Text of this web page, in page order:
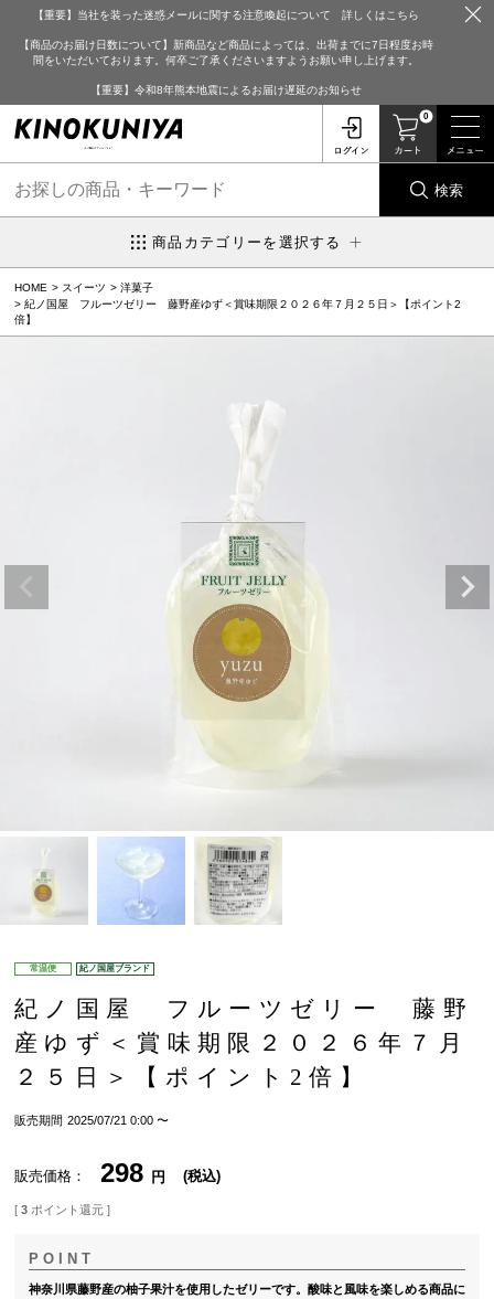
【重要】当社を装った迷惑メールに関する注意喚起について 詳しくはこちら
【商品のお届け日数について】新商品など商品によっては、出荷までに7日程度お時
間をいただいております。何卒ご了承くださいますようお願い申し上げます。
【重要】令和8年熊本地震によるお届け遅延のお知らせ
0
検索
商品カテゴリーを選択する
HOME スイーツ
洋菓子
紀ノ国屋 フルーツゼリー 藤野産ゆず＜賞味期限２０２６年７月２５日＞【ポイント2
倍】
常温便 紀ノ国屋ブランド
紀ノ国屋 フルーツゼリー 藤野
産ゆず＜賞味期限２０２６年７月
２５日＞【ポイント2倍】
販売期間 2025/07/21 0:00 〜
販売価格 298 税込
[ 3 ポイント還元 ]
神奈川県藤野産の柚子果汁を使用したゼリーです。酸味と風味を楽しめる商品に